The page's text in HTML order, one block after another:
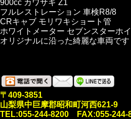
900cc カワサキ Z1
フルレストレーション 車検R8/8
CRキャブ モリワキショート管
ホワイトメーター セブンスターホ
オリジナルに沿った綺麗な車両です
〒409-3851
山梨県中巨摩郡昭和町河西621-9
TEL:055-244-8200 FAX:055-244-